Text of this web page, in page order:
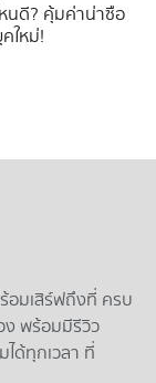
นดี? คุ้มค่าน่าซื้อ
ใหม่!
อมเสิร์ฟถึงที่ ครบ
ง พร้อมมีรีวิว
ด้ทุกเวลา ที่